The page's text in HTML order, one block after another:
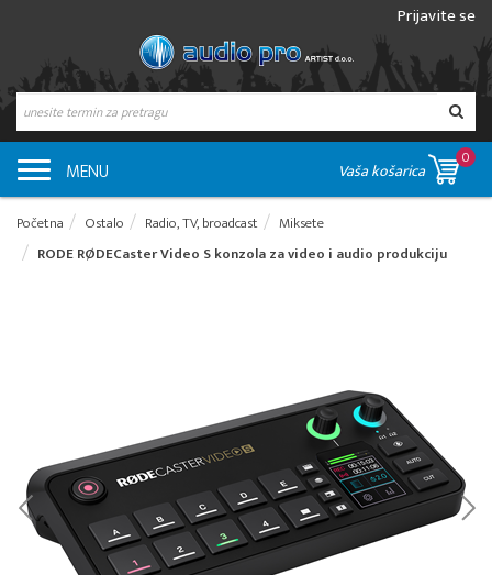
Prijavite se
MENU Vaša košarica
0
Početna Ostalo Radio, TV, broadcast
Miksete
RODE RØDECaster Video S konzola za video i audio produkciju